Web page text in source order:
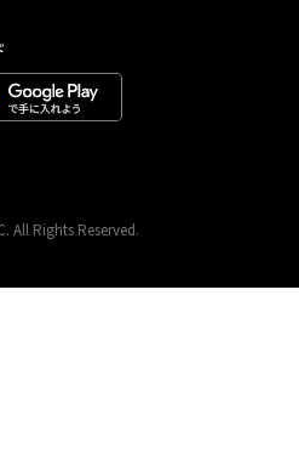
All Rights Reserved.